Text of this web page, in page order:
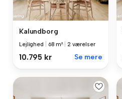
Kalundborg
Lejlighed 68 m² 2 værelser
10.795 kr Se mere